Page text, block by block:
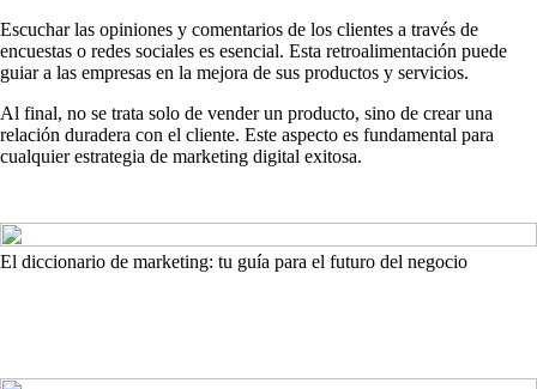
Escuchar las opiniones y comentarios de los clientes a través de
encuestas o redes sociales es esencial. Esta retroalimentación puede
guiar a las empresas en la mejora de sus productos y servicios.
Al final, no se trata solo de vender un producto, sino de crear una
relación duradera con el cliente. Este aspecto es fundamental para
cualquier estrategia de marketing digital exitosa.
El diccionario de marketing: tu guía para el futuro del negocio